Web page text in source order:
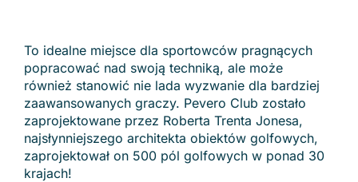
To idealne miejsce dla sportowców pragnących
popracować nad swoją techniką, ale może
również stanowić nie lada wyzwanie dla bardziej
zaawansowanych graczy. Pevero Club zostało
zaprojektowane przez Roberta Trenta Jonesa,
najsłynniejszego architekta obiektów golfowych,
zaprojektował on 500 pól golfowych w ponad 30
krajach!